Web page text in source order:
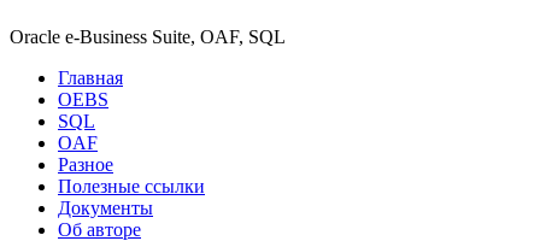
Oracle e-Business Suite, OAF, SQL
Главная
OEBS
SQL
OAF
Разное
Полезные ссылки
Документы
Об авторе